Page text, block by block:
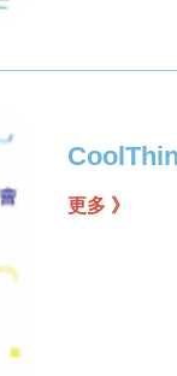
更多 》